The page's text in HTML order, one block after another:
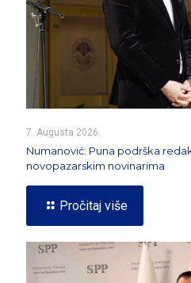
7. Augusta 2026.
Numanović: Puna podrška
novopazarskim novinarima
Pročitaj više